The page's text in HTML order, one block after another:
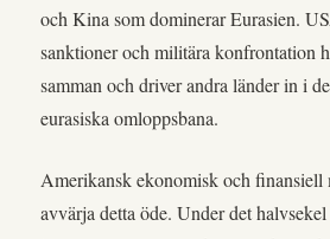
och Kina som dominerar Eurasien.
sanktioner och militära konfrontation
samman och driver andra länder in i
eurasiska omloppsbana.
Amerikansk ekonomisk och finansiell
avvärja detta öde. Under det